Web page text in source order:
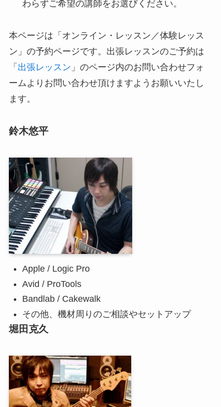
わらずご希望の講師をお選びください。
本ページは「オンライン・レッスン／体験レッス
ン」の予約ページです。出張レッスンのご予約は
「 出張レッスン 」のページ内のお問い合わせフォ
ームよりお問い合わせ頂けますようお願いいたし
ます。
鈴木悠平
Apple / Logic Pro
Avid / ProTools
Bandlab / Cakewalk
その他、機材周りのご相談やセットアップ
堀田克久